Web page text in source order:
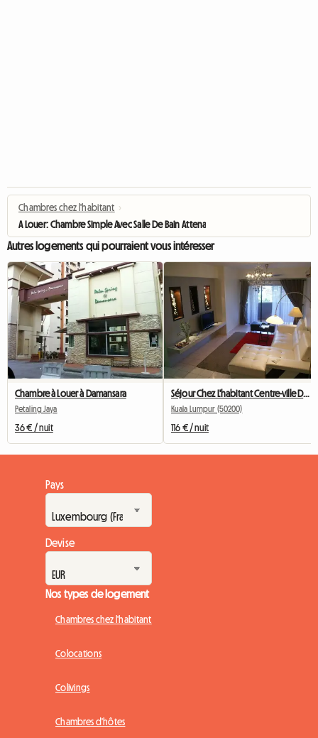
Chambres chez l'habitant ›
A Louer: Chambre Simple Avec Salle De Bain Attenante
Autres logements qui pourraient vous intéresser
Chambre à Louer à Damansara
Petaling Jaya
36 € / nuit
Séjour Chez L'habitant Centre-ville De Kuala
Kuala Lumpur (50200)
116 € / nuit
Pays
Devise
Nos types de logement
Chambres chez l'habitant
Colocations
Colivings
Chambres d'hôtes